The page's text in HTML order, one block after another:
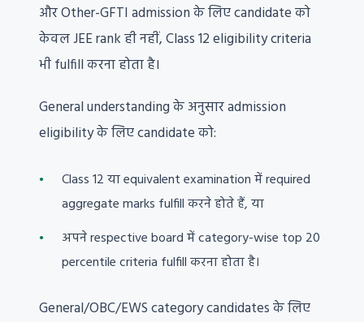
और Other-GFTI admission के लिए candidate को
केवल JEE rank ही नहीं, Class 12 eligibility criteria
भी fulfill करना होता है।
General understanding के अनुसार admission
eligibility के लिए candidate को:
Class 12 या equivalent examination में required
aggregate marks fulfill करने होते हैं, या
अपने respective board में category-wise top 20
percentile criteria fulfill करना होता है।
General/OBC/EWS category candidates के लिए